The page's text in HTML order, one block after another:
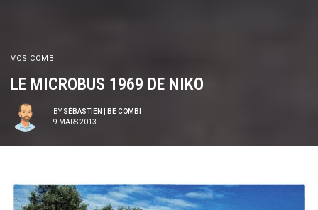
VOS COMBI
LE MICROBUS 1969 DE NIKO
BY SÉBASTIEN | BE COMBI
9 MARS 2013